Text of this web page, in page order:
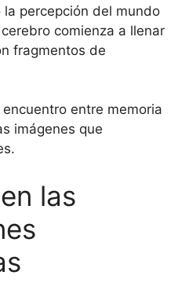
percepción del mundo
comienza a llenar
fragmentos de
entre memoria
imágenes que
las